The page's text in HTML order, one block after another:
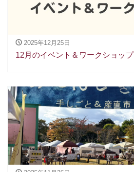
2025年12月25日
12月のイベント＆ワークショップ